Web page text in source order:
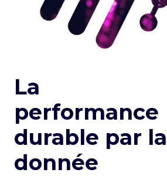
La
performance
durable par la
donnée